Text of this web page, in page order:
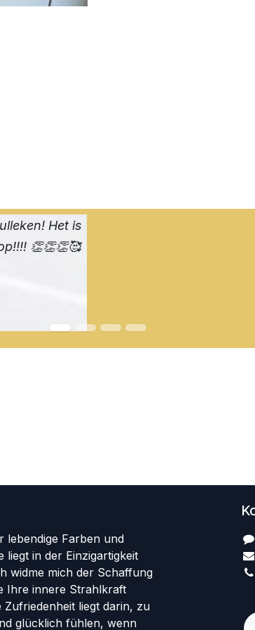
Het is
👏👏👏🥰
lebendige Farben und
liegt in der Einzigartigkeit
widme mich der Schaffung
Ihre innere Strahlkraft
liegt darin, zu
glücklich fühlen, wenn